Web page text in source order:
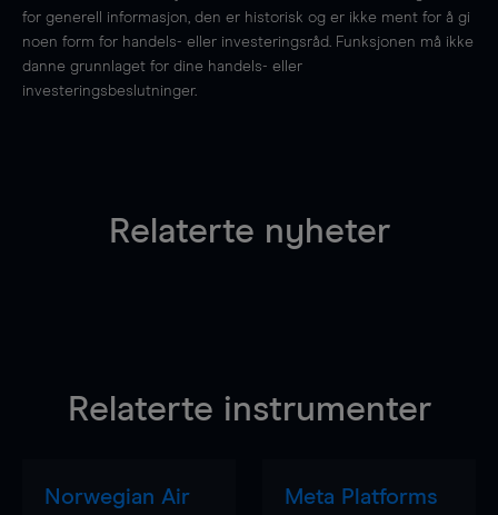
for generell informasjon, den er historisk og er ikke ment for å gi
noen form for handels- eller investeringsråd. Funksjonen må ikke
danne grunnlaget for dine handels- eller
investeringsbeslutninger.
Relaterte nyheter
Relaterte instrumenter
Norwegian Air
Meta Platforms